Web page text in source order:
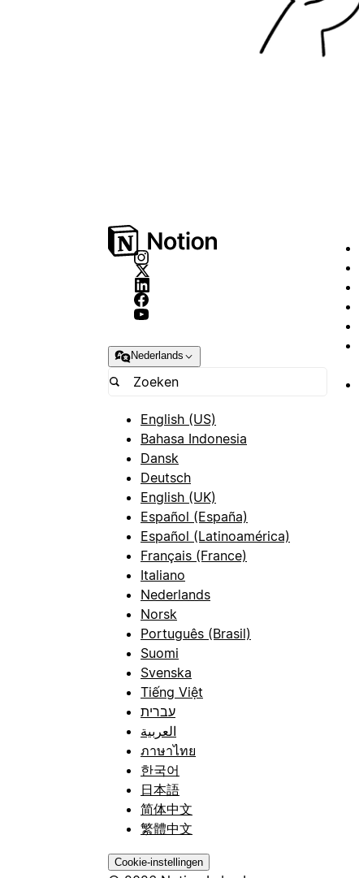
Nederlands
English (US)
Bahasa Indonesia
Dansk
Deutsch
English (UK)
Español (España)
Español (Latinoamérica)
Français (France)
Italiano
Nederlands
Norsk
Português (Brasil)
Suomi
Svenska
Tiếng Việt
עברית
العربية
ภาษาไทย
한국어
日本語
简体中文
繁體中文
Cookie-instellingen